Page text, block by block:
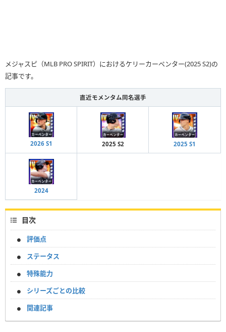
メジャスピ（MLB PRO SPIRIT）におけるケリーカーペンター(2025 S2)の
記事です。
直近モメンタム同名選手
2026 S1 2025 S2 2025 S1
2024
目次
評価点
ステータス
特殊能力
シリーズごとの比較
関連記事